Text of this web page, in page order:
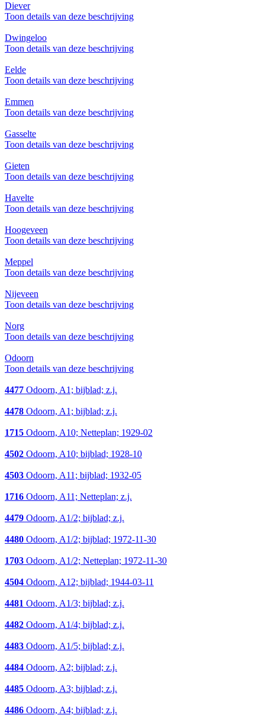
Diever
Toon details van deze beschrijving
Dwingeloo
Toon details van deze beschrijving
Eelde
Toon details van deze beschrijving
Emmen
Toon details van deze beschrijving
Gasselte
Toon details van deze beschrijving
Gieten
Toon details van deze beschrijving
Havelte
Toon details van deze beschrijving
Hoogeveen
Toon details van deze beschrijving
Meppel
Toon details van deze beschrijving
Nijeveen
Toon details van deze beschrijving
Norg
Toon details van deze beschrijving
Odoorn
Toon details van deze beschrijving
4477 Odoorn, A1; bijblad; z.j.
4478 Odoorn, A1; bijblad; z.j.
1715 Odoorn, A10; Netteplan; 1929-02
4502 Odoorn, A10; bijblad; 1928-10
4503 Odoorn, A11; bijblad; 1932-05
1716 Odoorn, A11; Netteplan; z.j.
4479 Odoorn, A1/2; bijblad; z.j.
4480 Odoorn, A1/2; bijblad; 1972-11-30
1703 Odoorn, A1/2; Netteplan; 1972-11-30
4504 Odoorn, A12; bijblad; 1944-03-11
4481 Odoorn, A1/3; bijblad; z.j.
4482 Odoorn, A1/4; bijblad; z.j.
4483 Odoorn, A1/5; bijblad; z.j.
4484 Odoorn, A2; bijblad; z.j.
4485 Odoorn, A3; bijblad; z.j.
4486 Odoorn, A4; bijblad; z.j.